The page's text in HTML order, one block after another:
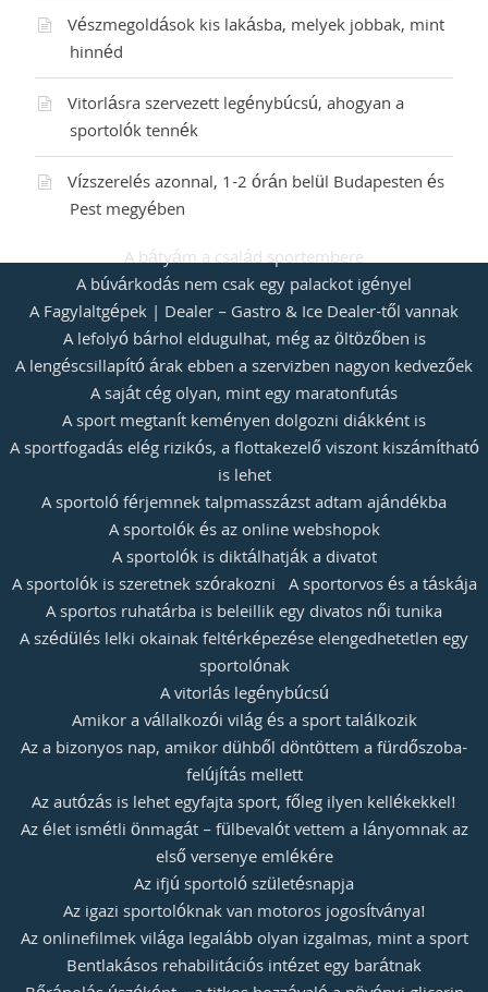
Vészmegoldások kis lakásba, melyek jobbak, mint
hinnéd
Vitorlásra szervezett legénybúcsú, ahogyan a
sportolók tennék
Vízszerelés azonnal, 1-2 órán belül Budapesten és
Pest megyében
A bátyám a család sportembere
A búvárkodás nem csak egy palackot igényel
A Fagylaltgépek | Dealer – Gastro & Ice Dealer-től vannak
A lefolyó bárhol eldugulhat, még az öltözőben is
A lengéscsillapító árak ebben a szervizben nagyon kedvezőek
A saját cég olyan, mint egy maratonfutás
A sport megtanít keményen dolgozni diákként is
A sportfogadás elég rizikós, a flottakezelő viszont kiszámítható
is lehet
A sportoló férjemnek talpmasszázst adtam ajándékba
A sportolók és az online webshopok
A sportolók is diktálhatják a divatot
A sportolók is szeretnek szórakozni A sportorvos és a táskája
A sportos ruhatárba is beleillik egy divatos női tunika
A szédülés lelki okainak feltérképezése elengedhetetlen egy
sportolónak
A vitorlás legénybúcsú
Amikor a vállalkozói világ és a sport találkozik
Az a bizonyos nap, amikor dühből döntöttem a fürdőszoba-
felújítás mellett
Az autózás is lehet egyfajta sport, főleg ilyen kellékekkel!
Az élet ismétli önmagát – fülbevalót vettem a lányomnak az
első versenye emlékére
Az ifjú sportoló születésnapja
Az igazi sportolóknak van motoros jogosítványa!
Az onlinefilmek világa legalább olyan izgalmas, mint a sport
Bentlakásos rehabilitációs intézet egy barátnak